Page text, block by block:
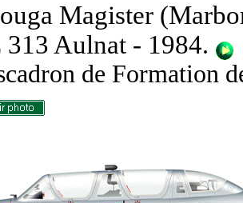
Magister
313 Aulnat - 1984.
de Formation